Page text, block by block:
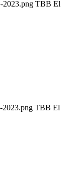
2023.png TBB El
2023.png TBB El